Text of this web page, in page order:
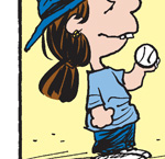
Internet
Scienza
Cultura
Economia
Sport